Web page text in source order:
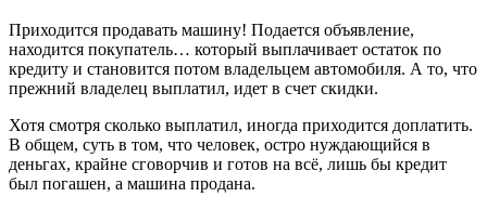
Приходится продавать машину! Подается объявление,
находится покупатель… который выплачивает остаток по
кредиту и становится потом владельцем автомобиля. А то, что
прежний владелец выплатил, идет в счет скидки.
Хотя смотря сколько выплатил, иногда приходится доплатить.
В общем, суть в том, что человек, остро нуждающийся в
деньгах, крайне сговорчив и готов на всё, лишь бы кредит
был погашен, а машина продана.